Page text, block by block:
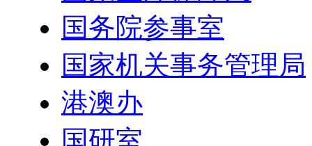
国务院参事室
国家机关事务管理局
港澳办